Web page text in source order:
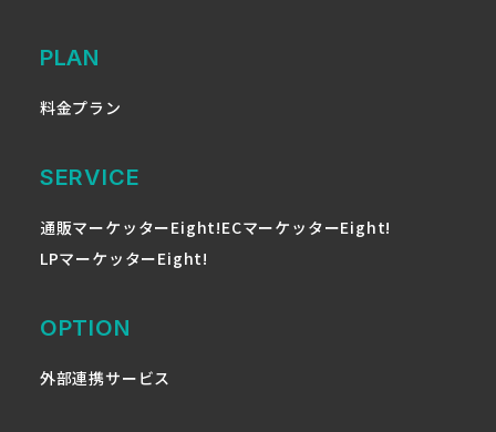
PLAN
料金プラン
SERVICE
通販マーケッターEight!ECマーケッターEight!
LPマーケッターEight!
OPTION
外部連携サービス